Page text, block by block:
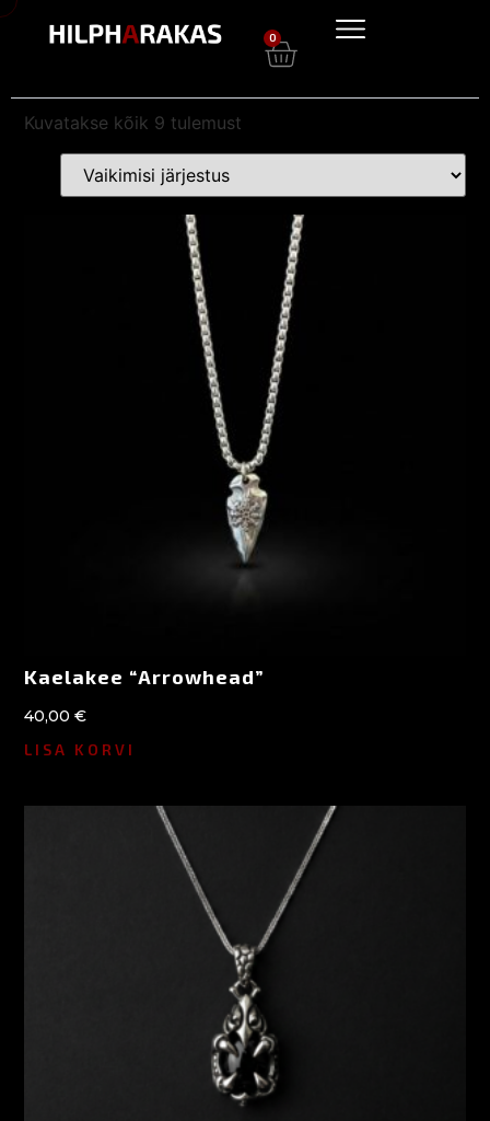
0
Kuvatakse kõik 9 tulemust
Kaelakee “Arrowhead”
40,00€
LISA KORVI